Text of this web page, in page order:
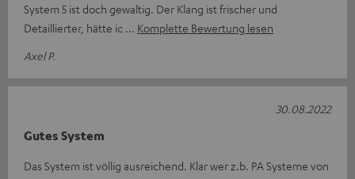
System 5 ist doch gewaltig. Der Klang ist frischer und
Detaillierter, hätte ic
Komplette Bewertung lesen
Axel P.
Gutes System
Das System ist völlig ausreichend. Klar wer z.b. PA Systeme von
30.08.2022